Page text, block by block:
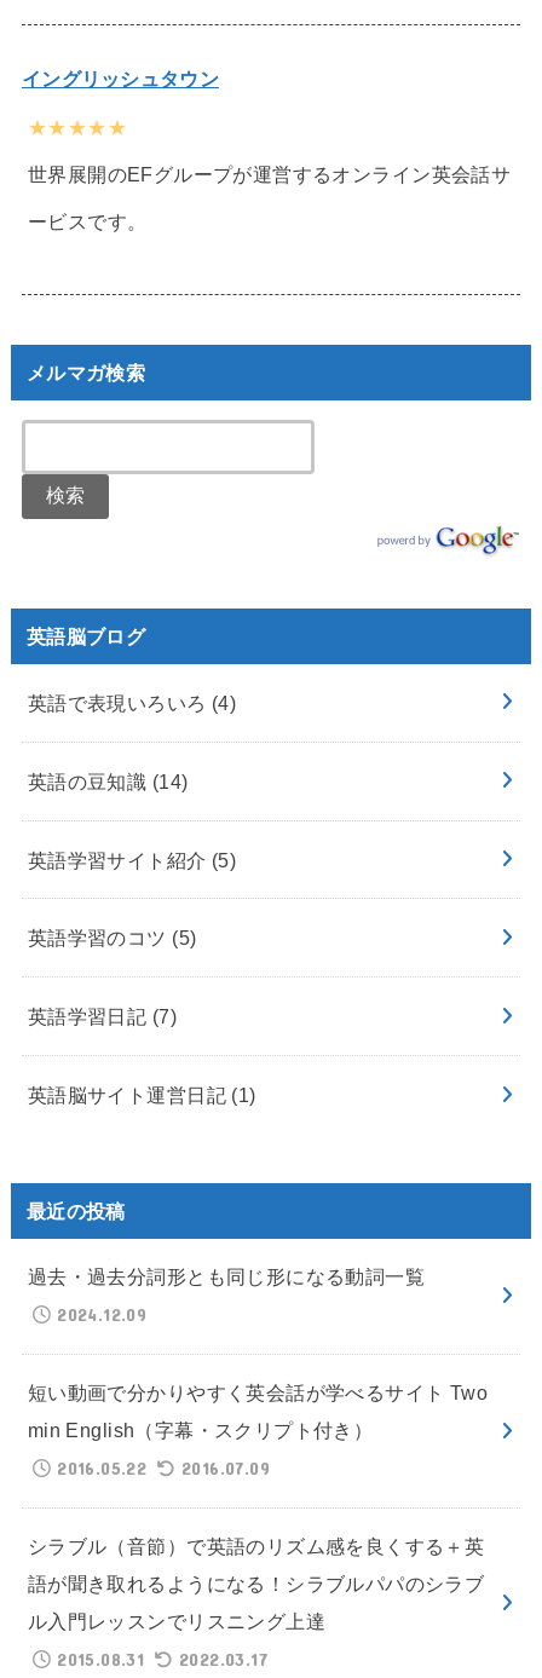
イングリッシュタウン
★★★★★
世界展開のEFグループが運営するオンライン英会話サ
ービスです。
メルマガ検索
英語脳ブログ
英語で表現いろいろ (4)
英語の豆知識 (14)
英語学習サイト紹介 (5)
英語学習のコツ (5)
英語学習日記 (7)
英語脳サイト運営日記 (1)
最近の投稿
過去・過去分詞形とも同じ形になる動詞一覧
2024.12.09
短い動画で分かりやすく英会話が学べるサイト Two
min English（字幕・スクリプト付き）
2016.05.22
2016.07.09
シラブル（音節）で英語のリズム感を良くする＋英
語が聞き取れるようになる！シラブルパパのシラブ
ル入門レッスンでリスニング上達
2015.08.31
2022.03.17